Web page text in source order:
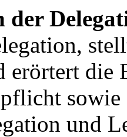
der
erörtert die
und